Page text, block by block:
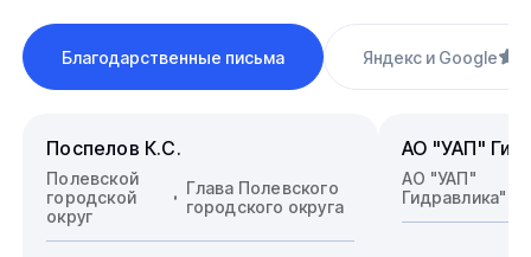
Благодарственные письма Яндекс и Google
Поспелов К.С.
Полевской
городской
округ
Глава Полевского
городского округа
АО "УАП"
АО "УАП"
Гидравлика"